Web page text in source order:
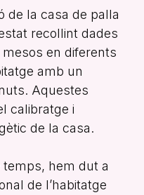
de la casa de palla
recollint dades
en diferents
amb un
Aquestes
calibratge i
de la casa.
hem dut a
de l’habitatge